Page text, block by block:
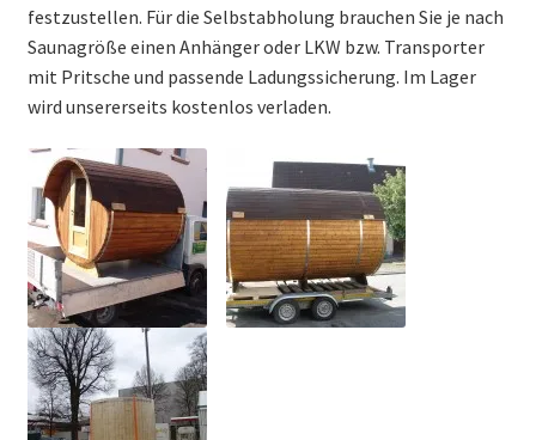
Öfen
Andere Produkte
Info
+49 (0) 174 335 1470
info@sauna-badetonne.de
festzustellen. Für die Selbstabholung brauchen Sie je nach
Saunagröße einen Anhänger oder LKW bzw. Transporter
mit Pritsche und passende Ladungssicherung. Im Lager
wird unsererseits kostenlos verladen.